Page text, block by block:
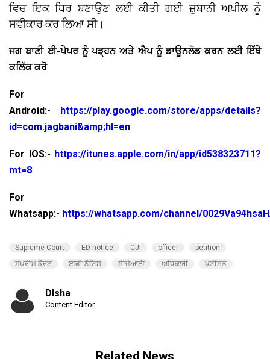
ਵਿਚ ਇਕ ਧਿਰ ਬਣਾਉਣ ਲਈ ਕੀਤੀ ਗਈ ਜ਼ੁਬਾਨੀ ਅਪੀਲ ਨੂੰ
ਸਵੀਕਾਰ ਕਰ ਲਿਆ ਸੀ।
ਜਗ ਬਾਣੀ ਈ-ਪੇਪਰ ਨੂੰ ਪੜ੍ਹਨ ਅਤੇ ਐਪ ਨੂੰ ਡਾਊਨਲੋਡ ਕਰਨ ਲਈ ਇੱਥੇ
ਕਲਿੱਕ ਕਰੋ
For
Android:- https://play.google.com/store/apps/details?
id=com.jagbani&amp;hl=en
For IOS:- https://itunes.apple.com/in/app/id538323711?
mt=8
For
Whatsapp:- https://whatsapp.com/channel/
Supreme Court ED notice CJI officer
petition
ਸੁਪਰੀਮ ਕੋਰਟ
ਈਡੀ ਨੋਟਿਸ ਸੀਜੇਆਈ ਅਧਿਕਾਰੀ ਪਟੀਸ਼ਨ
DIsha
Content Editor